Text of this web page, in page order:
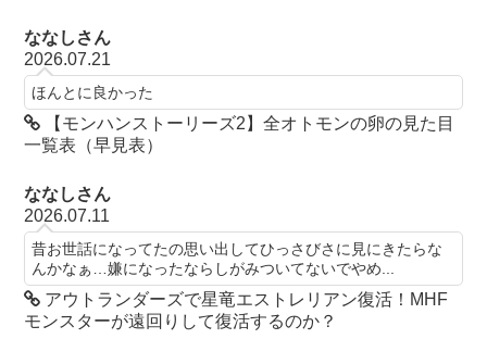
ななしさん
2026.07.21
ほんとに良かった
【モンハンストーリーズ2】全オトモンの卵の見た目
一覧表（早見表）
ななしさん
2026.07.11
昔お世話になってたの思い出してひっさびさに見にきたらな
んかなぁ…嫌になったならしがみついてないでやめ...
アウトランダーズで星竜エストレリアン復活！MHF
モンスターが遠回りして復活するのか？